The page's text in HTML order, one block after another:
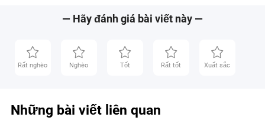
— Hãy đánh giá bài viết này —
Rất nghèo Nghèo Tốt Rất tốt Xuất sắc
Những bài viết liên quan